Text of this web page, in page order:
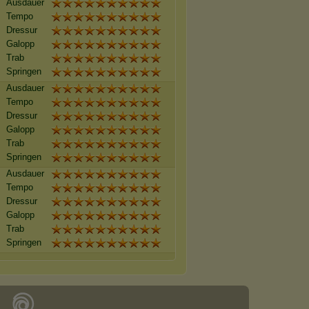
Ausdauer
Tempo
Dressur
Galopp
Trab
Springen
Ausdauer
Tempo
Dressur
Galopp
Trab
Springen
Ausdauer
Tempo
Dressur
Galopp
Trab
Springen